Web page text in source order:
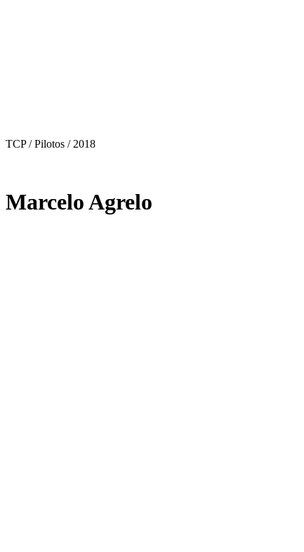
TCP / Pilotos / 2018
Marcelo Agrelo